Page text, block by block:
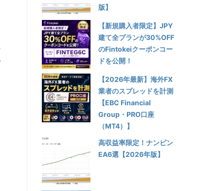
版】
【新規購入者限定】JPY
建て全プランが30%OFF
のFintokeiクーポンコー
ドを公開！
【2026年最新】海外FX
業者のスプレッドを計測
【EBC Financial
Group・PRO口座
（MT4）】
高収益率限定！ナンピン
EA6選【2026年版】